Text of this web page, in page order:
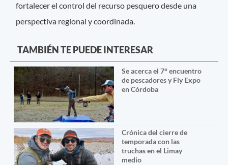
fortalecer el control del recurso pesquero desde una
perspectiva regional y coordinada.
TAMBIÉN TE PUEDE INTERESAR
Se acerca el 7° encuentro
de pescadores y Fly Expo
en Córdoba
Crónica del cierre de
temporada con las
truchas en el Limay
medio